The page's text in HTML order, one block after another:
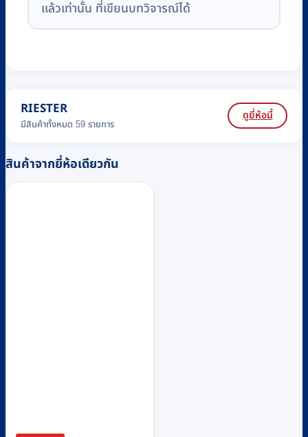
แล้วเท่านั้น ที่เขียนบทวิจารณ์ได้
RIESTER
มีสินค้าทั้งหมด 59 รายการ
ดูยี่ห้อนี้
สินค้าจากยี่ห้อเดียวกัน